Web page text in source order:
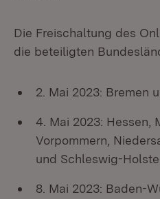
Die Freischaltung des
die beteiligten
2. Mai 2023: Bremen
4. Mai 2023: Hessen,
Vorpommern,
und Schleswig-
8. Mai 2023: Baden-